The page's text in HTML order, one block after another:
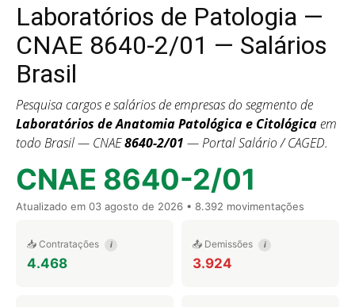
Laboratórios de Patologia —
CNAE 8640-2/01 — Salários
Brasil
Pesquisa cargos e salários de empresas do segmento de
Laboratórios de Anatomia Patológica e Citológicaem
todo Brasil — CNAE8640-2/01 — Portal Salário / CAGED.
CNAE 8640-2/01
Atualizado em 03 agosto de 2026 • 8.392 movimentações
📥 Contratações i
4.468
📤 Demissões i
3.924